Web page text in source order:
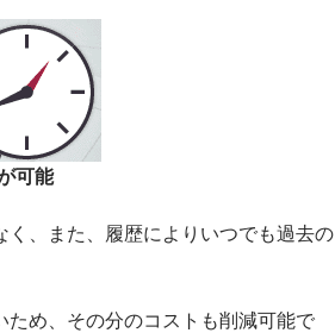
可能
、また、履歴によりいつでも過去の
め、その分のコストも削減可能で